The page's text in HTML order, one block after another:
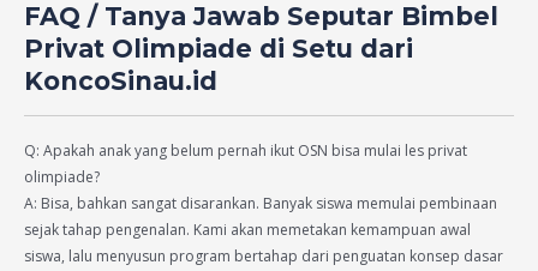
FAQ / Tanya Jawab Seputar Bimbel
Privat Olimpiade di Setu dari
KoncoSinau.id
Q: Apakah anak yang belum pernah ikut OSN bisa mulai les privat
olimpiade?
A: Bisa, bahkan sangat disarankan. Banyak siswa memulai pembinaan
sejak tahap pengenalan. Kami akan memetakan kemampuan awal
siswa, lalu menyusun program bertahap dari penguatan konsep dasar